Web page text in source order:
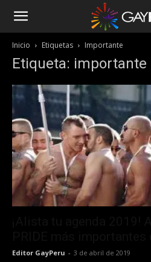
Inicio Etiquetas Importante
Etiqueta: importante
Editor GayPeru - 3 de abril de 2019